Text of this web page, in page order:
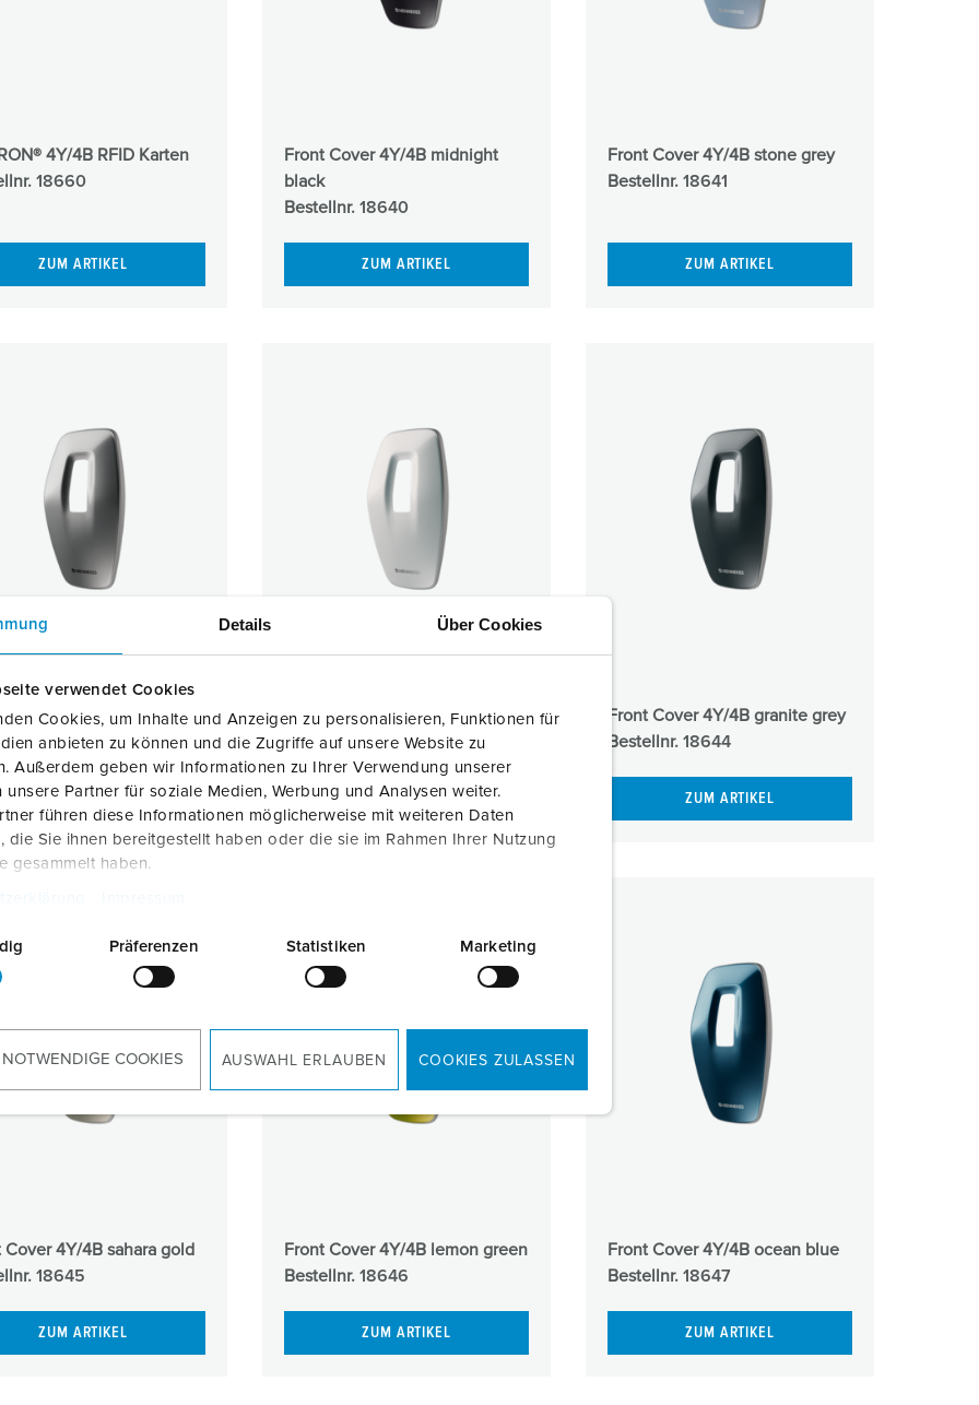
Details Über Cookies
verwendet Cookies
Cookies, um Inhalte und Anzeigen zu personalisieren, Funktionen für
anbieten zu können und die Zugriffe auf unsere Website zu
Außerdem geben wir Informationen zu Ihrer Verwendung unserer
unsere Partner für soziale Medien, Werbung und Analysen weiter.
führen diese Informationen möglicherweise mit weiteren Daten
die Sie ihnen bereitgestellt haben oder die sie im Rahmen Ihrer Nutzung
gesammelt haben.
Präferenzen Statistiken Marketing
COOKIES AUSWAHL ERLAUBEN COOKIES ZULASSEN
4Y/4B RFID Karten
18660
ZUM ARTIKEL
Front Cover 4Y/4B midnight
black
Bestellnr. 18640
ZUM ARTIKEL
Front Cover 4Y/4B stone grey
Bestellnr. 18641
ZUM ARTIKEL
Cover 4Y/4B moon silver
18642
ZUM ARTIKEL
Front Cover 4Y/4B arctic white
Bestellnr.18643
ZUM ARTIKEL
Front Cover 4Y/4B granite grey
Bestellnr. 18644
ZUM ARTIKEL
Cover 4Y/4B sahara gold
18645
ZUM ARTIKEL
Front Cover 4Y/4B lemon green
Bestellnr. 18646
ZUM ARTIKEL
Front Cover 4Y/4B ocean blue
Bestellnr. 18647
ZUM ARTIKEL